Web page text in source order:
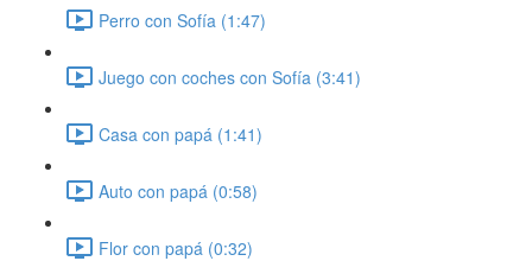
Perro con Sofía (1:47)
Juego con coches con Sofía (3:41)
Casa con papá (1:41)
Auto con papá (0:58)
Flor con papá (0:32)